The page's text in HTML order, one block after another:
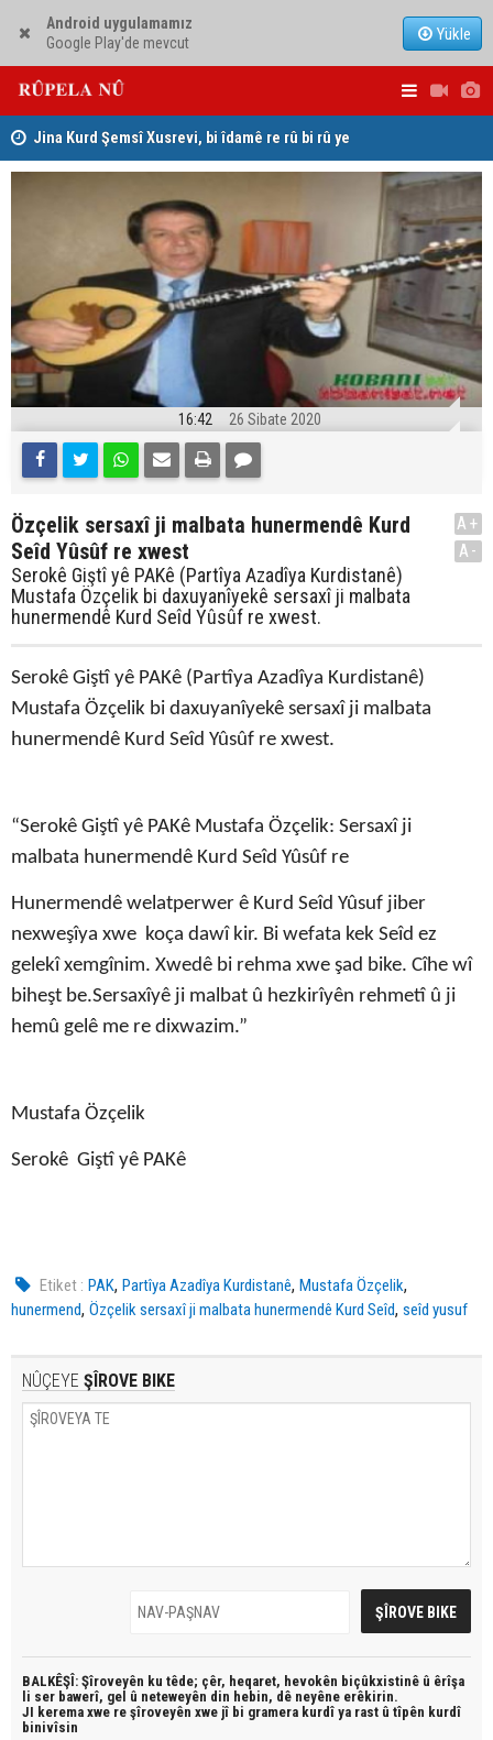
Android uygulamamız
Google Play'de mevcut
Yükle
Jina Kurd Şemsî Xusrevi, bi îdamê re rû bi rû ye
hewldana
16:42 26 Sibate 2020
Özçelik sersaxî ji malbata hunermendê Kurd
Seîd Yûsûf re xwest
​​​​​​​Serokê Giştî yê PAKê (Partîya Azadîya Kurdistanê)
Mustafa Özçelik bi daxuyanîyekê sersaxî ji malbata
hunermendê Kurd Seîd Yûsûf re xwest.
A+
A-
Serokê Giştî yê PAKê (Partîya Azadîya Kurdistanê)
Mustafa Özçelik bi daxuyanîyekê sersaxî ji malbata
hunermendê Kurd Seîd Yûsûf re xwest.
“Serokê Giştî yê PAKê Mustafa Özçelik: Sersaxî ji
malbata hunermendê Kurd Seîd Yûsûf re
Hunermendê welatperwer ê Kurd Seîd Yûsuf jiber
nexweşîya xwe koça dawî kir. Bi wefata kek Seîd ez
gelekî xemgînim. Xwedê bi rehma xwe şad bike. Cîhe wî
biheşt be.Sersaxîyê ji malbat û hezkirîyên rehmetî û ji
hemû gelê me re dixwazim.”
Mustafa Özçelik
Serokê Giştî yê PAKê
Etiket : PAK,Partîya Azadîya Kurdistanê,Mustafa Özçelik,
hunermend, Özçelik sersaxî ji malbata hunermendê Kurd Seîd, seîd yusuf
NÛÇEYE ŞÎROVE BIKE
BALKÊŞÎ: Şîroveyên ku têde; çêr, heqaret, hevokên biçûkxistinê û êrîşa
li ser bawerî, gel û neteweyên din hebin, dê neyêne erêkirin.
JI kerema xwe re şîroveyên xwe jî bi gramera kurdî ya rast û tîpên kurdî
binivîsin